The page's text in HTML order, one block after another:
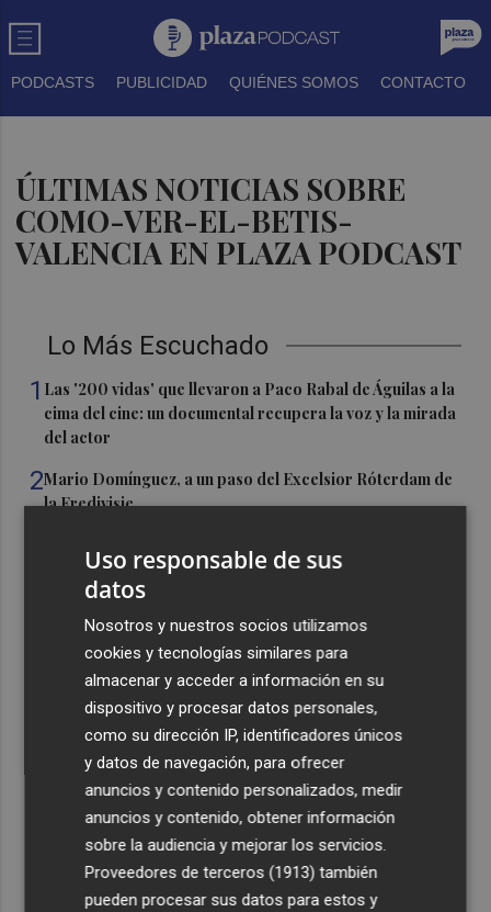
PODCASTS PUBLICIDAD QUIÉNES SOMOS CONTACTO
ÚLTIMAS NOTICIAS SOBRE
COMO-VER-EL-BETIS-
VALENCIA EN PLAZA PODCAST
Lo Más Escuchado
1 Las '200 vidas' que llevaron a Paco Rabal de Águilas a la
cima del cine: un documental recupera la voz y la mirada
del actor
2Mario Domínguez, a un paso del Excelsior Róterdam de
la Eredivisie
en las fiestas para la Ufece y conciertos en valenciano
conquistar los históricos 20.000 puntos
Valencia Basket abrirá la EuroLeague Women en casa
ante Fenerbahce Opet
Recibe toda la actualidad de
Plaza Podcast en tu correo
Uso responsable de sus
datos
Nosotros y nuestros socios utilizamos
cookies y tecnologías similares para
almacenar y acceder a información en su
dispositivo y procesar datos personales,
como su dirección IP, identificadores únicos
y datos de navegación, para ofrecer
anuncios y contenido personalizados, medir
anuncios y contenido, obtener información
sobre la audiencia y mejorar los servicios.
Proveedores de terceros (1913) también
pueden procesar sus datos para estos y